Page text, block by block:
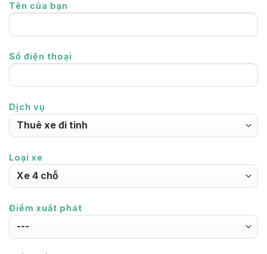
Tên của bạn
Số điện thoại
Dịch vụ
Loại xe
Điểm xuất phát